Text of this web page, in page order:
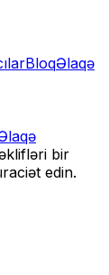
BloqƏlaqə
bir
edin.